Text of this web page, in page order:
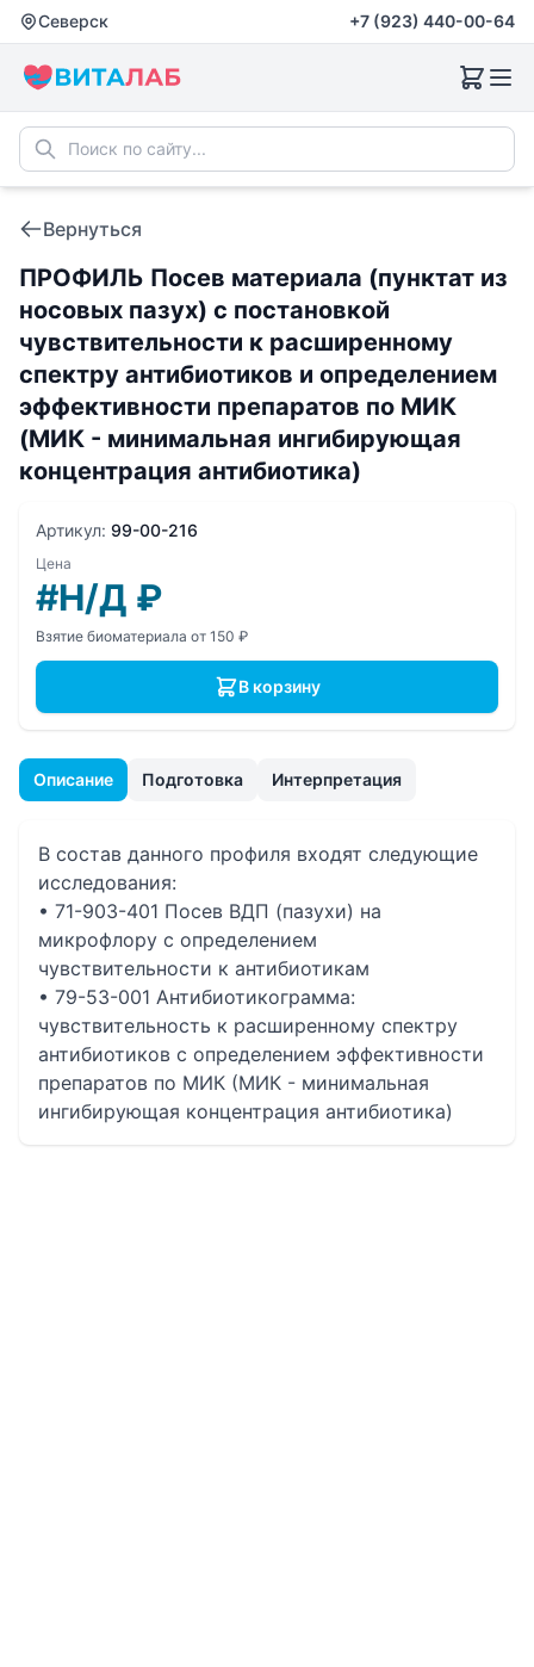
Северск +7 (923) 440-00-64
Вернуться
ПРОФИЛЬ Посев материала (пунктат из
носовых пазух) с постановкой
чувcтвительности к расширенному
спектру антибиотиков и определением
эффективности препаратов по МИК
(МИК - минимальная ингибирующая
концентрация антибиотика)
Описание Подготовка Интерпретация
В состав данного профиля входят следующие
исследования:
• 71-903-401 Посев ВДП (пазухи) на
микрофлору с определением
чувcтвительности к антибиотикам
• 79-53-001 Антибиотикограмма:
чувствительность к расширенному спектру
антибиотиков с определением эффективности
препаратов по МИК (МИК - минимальная
ингибирующая концентрация антибиотика)
Артикул: 99-00-216
Цена
#Н/Д ₽
Взятие биоматериала от 150 ₽
В корзину